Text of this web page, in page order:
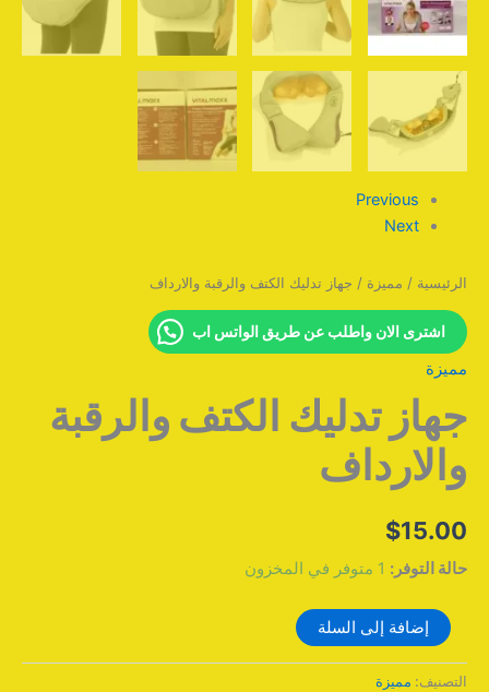
Previous
Next
الرئيسية / مميزة / جهاز تدليك الكتف والرقبة والارداف
اشترى الان واطلب عن طريق الواتس اب
مميزة
جهاز تدليك الكتف والرقبة
والارداف
$15.00
حالة التوفر: 1 متوفر في المخزون
إضافة إلى السلة
التصنيف: مميزة